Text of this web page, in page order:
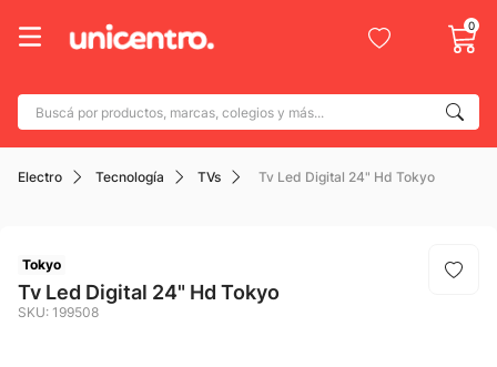
0
Buscá por productos, marcas, colegios y más...
Electro Tecnología TVs Tv Led Digital 24" Hd Tokyo
Tokyo
Tv Led Digital 24" Hd Tokyo
SKU: 199508
Términos más buscados
1. adidas
3.
4. mochila